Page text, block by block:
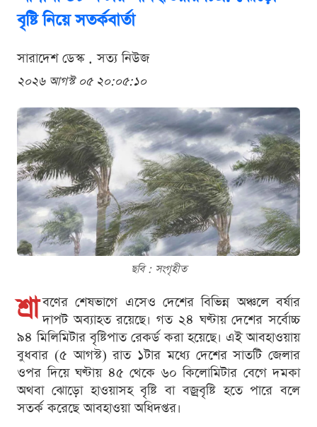
বৃষ্টি নিয়ে সতর্কবার্তা
সারাদেশ ডেস্ক . সত্য নিউজ
২০২৬ আগস্ট ০৫ ২০:০৫:১০
ছবি : সংগৃহীত
শ্রা বণের শেষভাগে এসেও দেশের বিভিন্ন অঞ্চলে বর্ষার
দাপট অব্যাহত রয়েছে। গত ২৪ ঘণ্টায় দেশের সর্বোচ্চ
৯৪ মিলিমিটার বৃষ্টিপাত রেকর্ড করা হয়েছে। এই আবহাওয়ায়
বুধবার (৫ আগস্ট) রাত ১টার মধ্যে দেশের সাতটি জেলার
ওপর দিয়ে ঘণ্টায় ৪৫ থেকে ৬০ কিলোমিটার বেগে দমকা
অথবা ঝোড়ো হাওয়াসহ বৃষ্টি বা বজ্রবৃষ্টি হতে পারে বলে
সতর্ক করেছে আবহাওয়া অধিদপ্তর।